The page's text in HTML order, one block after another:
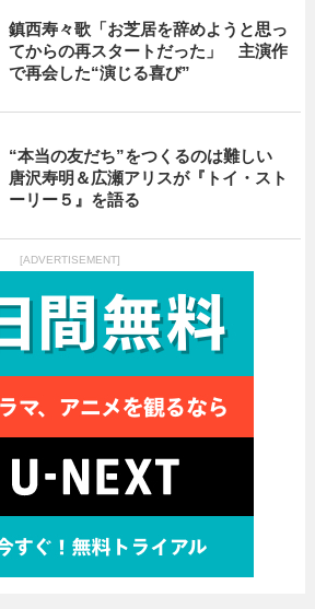
鎮西寿々歌「お芝居を辞めようと思っ
てからの再スタートだった」 主演作
で再会した“演じる喜び”
“本当の友だち”をつくるのは難しい
唐沢寿明＆広瀬アリスが『トイ・スト
ーリー５』を語る
[ADVERTISEMENT]